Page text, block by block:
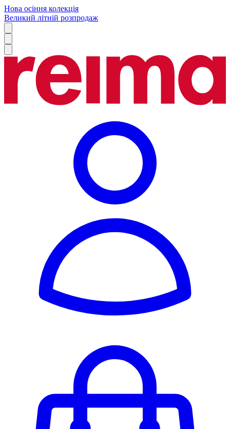
Нова осіння колекція
Великий літній розпродаж